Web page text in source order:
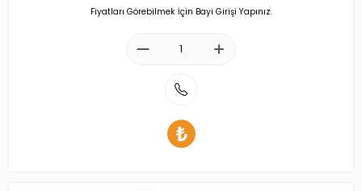
Fiyatları Görebilmek İçin Bayi Girişi Yapınız.